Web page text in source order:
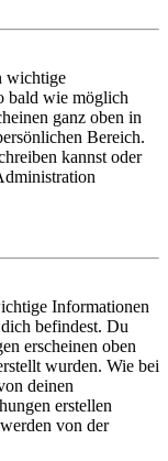
wichtige
bald wie möglich
ganz oben in
Bereich.
kannst oder
Informationen
befindest. Du
erscheinen oben
wurden. Wie bei
deinen
erstellen
von der